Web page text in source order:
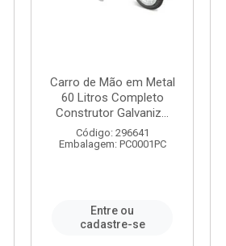
Carro de Mão em Metal
60 Litros Completo
Construtor Galvaniz...
Código: 296641
Embalagem: PC0001PC
Entre ou
cadastre-se